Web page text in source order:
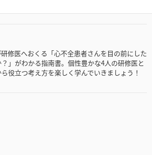
修医へおくる「心不全患者さんを目の前にした
」がわかる指南書。個性豊かな4人の研修医と
役立つ考え方を楽しく学んでいきましょう！